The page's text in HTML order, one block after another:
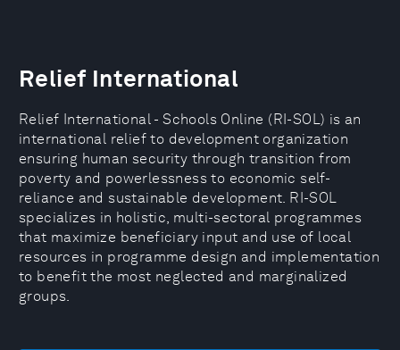
Relief International
Relief International - Schools Online (RI-SOL) is an
international relief to development organization
ensuring human security through transition from
poverty and powerlessness to economic self-
reliance and sustainable development. RI-SOL
specializes in holistic, multi-sectoral programmes
that maximize beneficiary input and use of local
resources in programme design and implementation
to benefit the most neglected and marginalized
groups.